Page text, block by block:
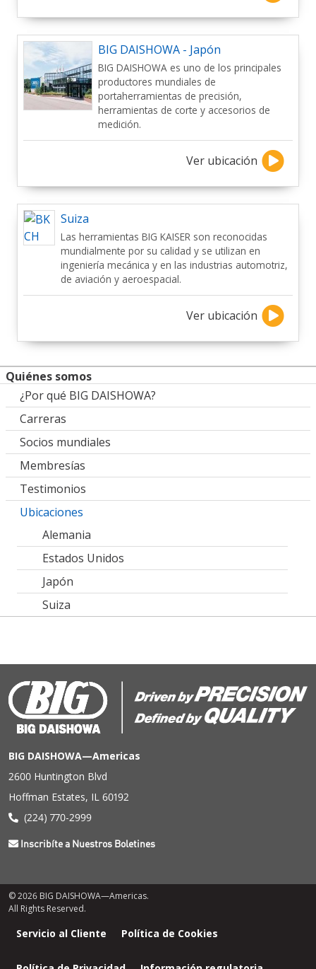
Quiénes somos
¿Por qué BIG DAISHOWA?
Carreras
Socios mundiales
Membresías
Testimonios
Ubicaciones
Alemania
Estados Unidos
Japón
Suiza
BIG DAISHOWA - Japón
BIG DAISHOWA es uno de los principales
productores mundiales de
portaherramientas de precisión,
herramientas de corte y accesorios de
medición.
Ver ubicación
Suiza
Las herramientas BIG KAISER son reconocidas
mundialmente por su calidad y se utilizan en
ingeniería mecánica y en las industrias automotriz,
de aviación y aeroespacial.
Ver ubicación
BIG DAISHOWA—Americas
2600 Huntington Blvd
Hoffman Estates, IL 60192
(224) 770-2999
Inscribíte a Nuestros Boletines
© 2026 BIG DAISHOWA—Americas.
All Rights Reserved.
pie
Servicio al Cliente Política de Cookies